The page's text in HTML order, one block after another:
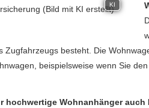
KI
Zugfahrzeugs besteht. Die
beispielsweise wenn Sie
hochwertige Wohnanhänger auch